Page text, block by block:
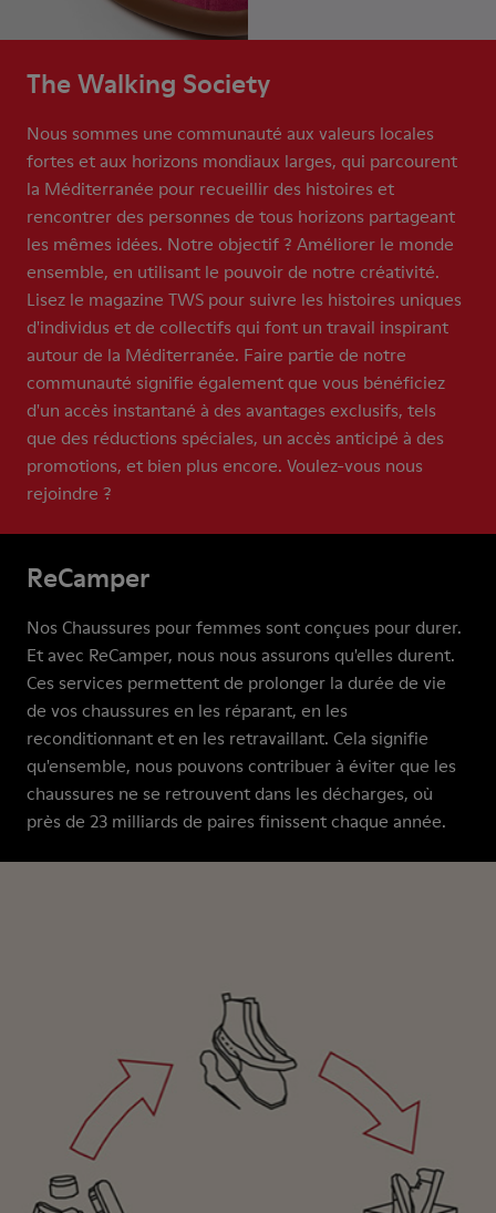
The Walking Society
Nous sommes une communauté aux valeurs locales
fortes et aux horizons mondiaux larges, qui parcourent
la Méditerranée pour recueillir des histoires et
rencontrer des personnes de tous horizons partageant
les mêmes idées. Notre objectif ? Améliorer le monde
ensemble, en utilisant le pouvoir de notre créativité.
Lisez le magazine TWS pour suivre les histoires uniques
d'individus et de collectifs qui font un travail inspirant
autour de la Méditerranée. Faire partie de notre
communauté signifie également que vous bénéficiez
d'un accès instantané à des avantages exclusifs, tels
que des réductions spéciales, un accès anticipé à des
promotions, et bien plus encore. Voulez-vous nous
rejoindre ?
ReCamper
Nos Chaussures pour femmes sont conçues pour durer.
Et avec ReCamper, nous nous assurons qu'elles durent.
Ces services permettent de prolonger la durée de vie
de vos chaussures en les réparant, en les
reconditionnant et en les retravaillant. Cela signifie
qu'ensemble, nous pouvons contribuer à éviter que les
chaussures ne se retrouvent dans les décharges, où
près de 23 milliards de paires finissent chaque année.